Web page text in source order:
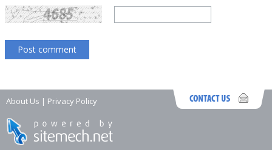
About Us | Privacy Policy